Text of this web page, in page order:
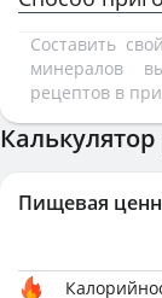
Составить
минералов
рецептов в
Пищевая